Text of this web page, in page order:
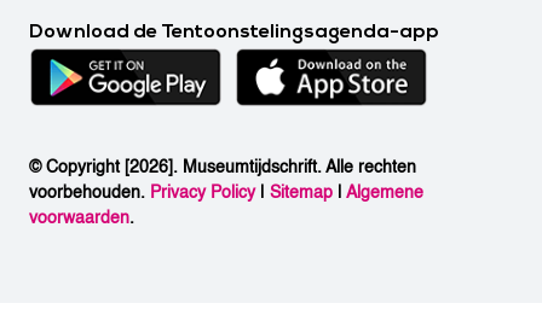
Download de Tentoonstelingsagenda-app
© Copyright [2026]. Museumtijdschrift. Alle rechten
voorbehouden. Privacy Policy| Sitemap |Algemene
voorwaarden.